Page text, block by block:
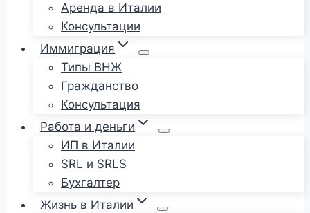
Аренда в Италии
Консультации
Иммиграция
Типы ВНЖ
Гражданство
Консультация
Работа и деньги
ИП в Италии
SRL и SRLS
Бухгалтер
Жизнь в Италии